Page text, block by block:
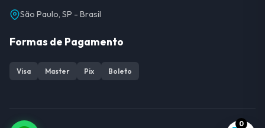
São Paulo, SP - Brasil
Formas de Pagamento
Visa Master Pix Boleto
0